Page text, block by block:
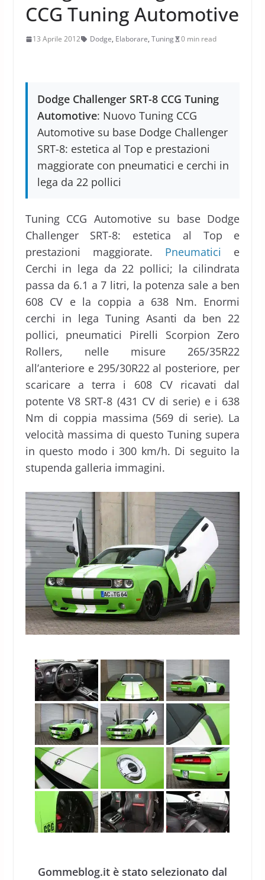
CCG Tuning Automotive
13 Aprile 2012 Dodge, Elaborare, Tuning 0 min read
Dodge Challenger SRT-8 CCG Tuning
Automotive: Nuovo Tuning CCG
Automotive su base Dodge Challenger
SRT-8: estetica al Top e prestazioni
maggiorate con pneumatici e cerchi in
lega da 22 pollici
Tuning CCG Automotive su base Dodge
Challenger SRT-8: estetica al Top e
prestazioni maggiorate. Pneumatici e
Cerchi in lega da 22 pollici; la cilindrata
passa da 6.1 a 7 litri, la potenza sale a ben
608 CV e la coppia a 638 Nm. Enormi
cerchi in lega Tuning Asanti da ben 22
pollici, pneumatici Pirelli Scorpion Zero
Rollers, nelle misure 265/35R22
all’anteriore e 295/30R22 al posteriore, per
scaricare a terra i 608 CV ricavati dal
potente V8 SRT-8 (431 CV di serie) e i 638
Nm di coppia massima (569 di serie). La
velocità massima di questo Tuning supera
in questo modo i 300 km/h. Di seguito la
stupenda galleria immagini.
Gommeblog.it è stato selezionato dal